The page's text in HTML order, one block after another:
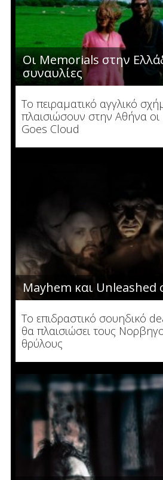
Οι Memorials στην
συναυλίες
Το πειραματικό αγγλικό
πλαισιώσουν στην Αθήνα
Goes Cloud
Mayhem και Unleashed
Το επιδραστικό σουηδικό
θα πλαισιώσει τους
θρύλους